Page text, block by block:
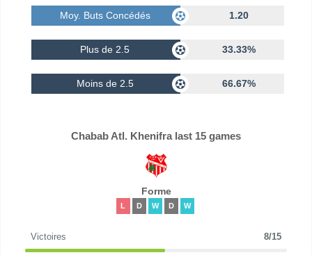
Moy. Buts Concédés 1.20
Plus de 2.5 33.33%
Moins de 2.5 66.67%
Chabab Atl. Khenifra last 15 games
Forme
L D W D W
Victoires 8/15